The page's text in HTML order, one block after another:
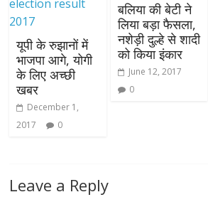
यूपी के रुझानों में
भाजपा आगे, योगी
के लिए अच्छी
खबर
December 1,
2017
0
बलिया की बेटी ने
लिया बड़ा फैसला,
नशेड़ी दुल्हे से शादी
को किया इंकार
June 12, 2017
0
Leave a Reply